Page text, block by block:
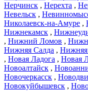
Нерчинск , Нерехта ,
Невельск ,
Николаевск-на-Амуре ,
Нижнекамск ,
, Нижний Ломов ,
Нижняя Салда , Нижняя
, Новая Ладога , Новая
Новоалтайск ,
Новочеркасск ,
Новокуйбышевск ,